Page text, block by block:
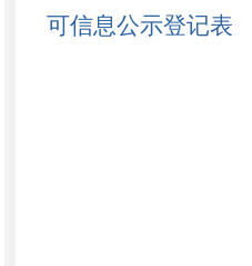
可信息公示登记表